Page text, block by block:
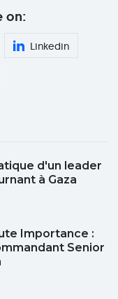
on:
Linkedin
d'un leader
à Gaza
Importance :
Senior